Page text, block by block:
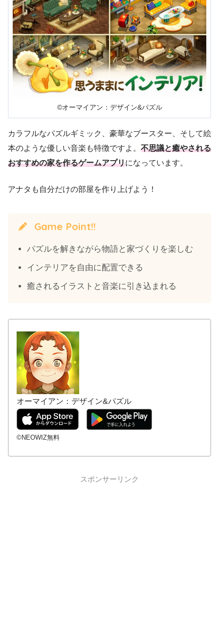
©オーマイアン：デザイン&パズル
カラフルなパズルギミック、豪華なブースター、そして絵
本のような優しい音楽も特徴ですよ。 不思議と癒やされる
おすすめの家を作るゲームアプリになっています。
アナタも自分だけの部屋を作り上げよう！
Game Point!!
パズルを解きながら物語と家づくりを楽しむ
インテリアを自由に配置できる
癒されるイラストと音楽に引き込まれる
オーマイアン：デザイン&パズル
©NEOWIZ無料
スポンサーリンク